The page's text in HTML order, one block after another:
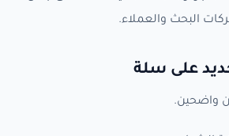
البحث والعملاء.
على سلة
واضحين.